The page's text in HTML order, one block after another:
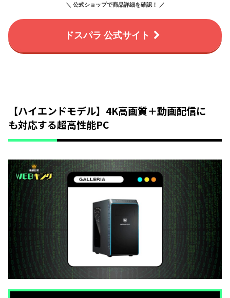
＼ 公式ショップで商品詳細を確認！ ／
ドスパラ 公式サイト
【ハイエンドモデル】4K高画質＋動画配信に
も対応する超高性能PC